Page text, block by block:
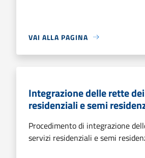
VAI ALLA PAGINA
Integrazione delle rette
residenziali e semi
Procedimento di integrazione
servizi residenziali e semi